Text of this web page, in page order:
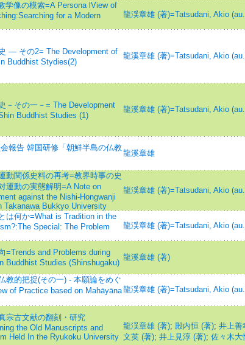
学像の模索=A Persona lView of
for a Modern
龍渓章雄 (著)=Tatsudani, Akio
— その2= The Development of
Buddhist Stydies(2)
龍溪章雄 (著)=Tatsudani, Akio
－その一－= The Development
Buddhist Studies (1)
龍溪章雄 (著)=Tatsudani, Akio
報告 韓国研修「朝鮮半島の仏教
龍溪章雄
動関係史料の再考=教界時事の史
運動の実態解明=A Note on
against the Nishi-Hongwanji
Takanawa Bukkyo University
龍渓章雄 (著)=Tatsudani, Akio
は何か=What is Tradition in the
Special: The Problem
龍渓章雄 (著)=Tatsudani, Akio
=Trends and Problems during
Buddhist Studies (Shinshugaku)
龍溪章雄 (著)
教的把捉(その一) - 本願論をめぐ
of Practice based on Mahāyāna龍渓章雄 (著)=Tatsudani, Akio
宗古文献の翻刻・研究
the Old Manuscripts and
Held In the Ryukoku University
龍渓章雄 (著); 殿内恒 (著); 井上善
文英 (著); 井上見淳 (著); 佐々木大